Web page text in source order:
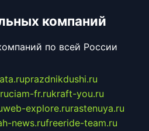
компаний
по всей России
prazdnikdushi.ru
ciam-fr.rukraft-you.ru
web-explore.rurastenuya.ru
news.rufreeride-team.ru